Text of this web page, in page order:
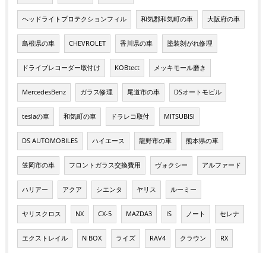
ヘッドライトプロテクションフィル 和気郡和気町の車 大阪府の車
島根県の車 CHEVROLET 香川県の車 塗装剝がれ修理
ドライブレコーダー取付け KOBtect メッキモール磨き
MercedesBenz ガラス修理 尾道市の車 DSオートモビル
teslaの車 和気町の車 ドラレコ取付 MITSUBISI
DS AUTOMOBILES ハイエース 龍野市の車 熊本県の車
笠岡市の車 フロントガラス交換費用 ヴォクシー アルファード
ハリアー アクア シエンタ ヤリス ルーミー
ヤリスクロス NX CX-5 MAZDA3 IS ノート セレナ
エクストレイル N BOX ライズ RAV4 クラウン RX